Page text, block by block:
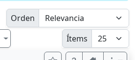
Orden
Ítems